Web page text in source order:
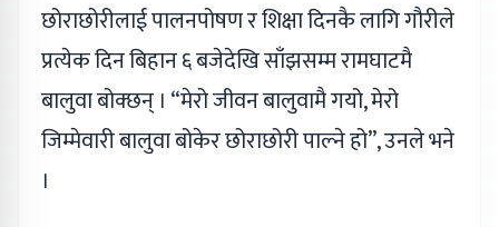
छोराछोरीलाई पालनपोषण र शिक्षा दिनकै लागि गौरीले
प्रत्येक दिन बिहान ६ बजेदेखि साँझसम्म रामघाटमै
बालुवा बोक्छन् । “मेरो जीवन बालुवामै गयो, मेरो
जिम्मेवारी बालुवा बोकेर छोराछोरी पाल्ने हो”, उनले भने
।